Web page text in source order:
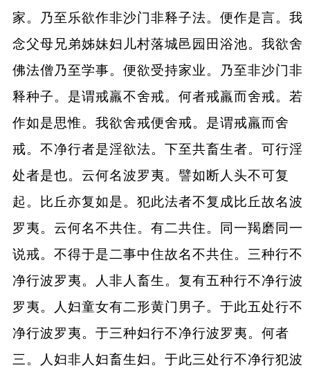
家。乃至乐欲作非沙门非释子法。便作是言。我
念父母兄弟姊妹妇儿村落城邑园田浴池。我欲舍
佛法僧乃至学事。便欲受持家业。乃至非沙门非
释种子。是谓戒羸不舍戒。何者戒羸而舍戒。若
作如是思惟。我欲舍戒便舍戒。是谓戒羸而舍
戒。不净行者是淫欲法。下至共畜生者。可行淫
处者是也。云何名波罗夷。譬如断人头不可复
起。比丘亦复如是。犯此法者不复成比丘故名波
罗夷。云何名不共住。有二共住。同一羯磨同一
说戒。不得于是二事中住故名不共住。三种行不
净行波罗夷。人非人畜生。复有五种行不净行波
罗夷。人妇童女有二形黄门男子。于此五处行不
净行波罗夷。于三种妇行不净行波罗夷。何者
三。人妇非人妇畜生妇。于此三处行不净行犯波